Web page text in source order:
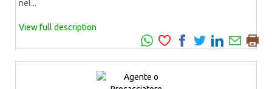
nel...
View full description